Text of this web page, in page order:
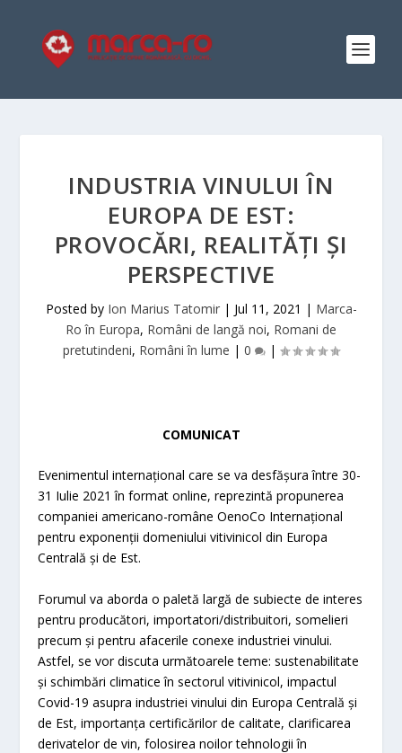
INDUSTRIA VINULUI ÎN
EUROPA DE EST:
PROVOCĂRI, REALITĂȚI ȘI
PERSPECTIVE
Posted by Ion Marius Tatomir| Jul 11, 2021 | Marca-
Ro în Europa, Români de langă noi, Romani de
pretutindeni, Români în lume | 0 |
COMUNICAT
Evenimentul internațional care se va desfășura între 30-
31 Iulie 2021 în format online, reprezintă propunerea
companiei americano-române OenoCo Internațional
pentru exponenții domeniului vitivinicol din Europa
Centrală și de Est.
Forumul va aborda o paletă largă de subiecte de interes
pentru producători, importatori/distribuitori, somelieri
precum și pentru afacerile conexe industriei vinului.
Astfel, se vor discuta următoarele teme: sustenabilitate
și schimbări climatice în sectorul vitivinicol, impactul
Covid-19 asupra industriei vinului din Europa Centrală și
de Est, importanța certificărilor de calitate, clarificarea
derivatelor de vin, folosirea noilor tehnologii în